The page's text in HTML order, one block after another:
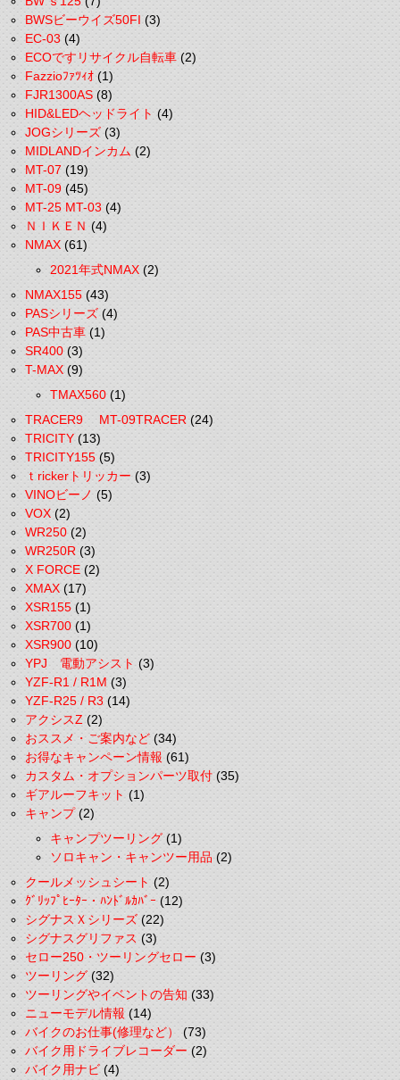
BWSビーウイズ50FI(3)
EC-03(4)
ECOですリサイクル自転車(2)
Fazzioﾌｧﾂｨｵ(1)
FJR1300AS(8)
HID&LEDヘッドライト(4)
JOGシリーズ(3)
MIDLANDインカム(2)
MT-07(19)
MT-09(45)
MT-25 MT-03(4)
ＮＩＫＥＮ(4)
NMAX(61)
2021年式NMAX(2)
NMAX155(43)
PASシリーズ(4)
PAS中古車(1)
SR400(3)
T-MAX(9)
TMAX560(1)
TRACER9 MT-09TRACER(24)
TRICITY(13)
TRICITY155(5)
ｔrickerトリッカー(3)
VINOビーノ(5)
VOX(2)
WR250(2)
WR250R(3)
X FORCE(2)
XMAX(17)
XSR155(1)
XSR700(1)
XSR900(10)
YPJ 電動アシスト(3)
YZF-R1 / R1M(3)
YZF-R25 / R3(14)
アクシスZ(2)
おススメ・ご案内など(34)
お得なキャンペーン情報(61)
カスタム・オプションパーツ取付(35)
ギアルーフキット(1)
キャンプ(2)
キャンプツーリング(1)
ソロキャン・キャンツー用品(2)
クールメッシュシート(2)
ｸﾞﾘｯﾌﾟﾋｰﾀｰ・ﾊﾝﾄﾞﾙｶﾊﾞｰ(12)
シグナスＸシリーズ(22)
シグナスグリファス(3)
セロー250・ツーリングセロー(3)
ツーリング(32)
ツーリングやイベントの告知(33)
ニューモデル情報(14)
バイクのお仕事(修理など）(73)
バイク用ドライブレコーダー(2)
バイク用ナビ(4)